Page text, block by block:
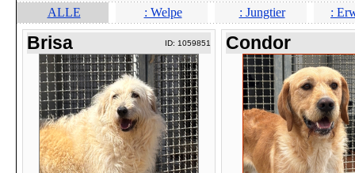
ALLE : Welpe : Jungtier :
Brisa ID: 1059851 Condor